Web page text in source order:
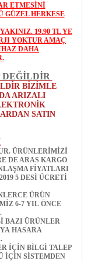
ETMESİNİ
GÜZEL HERKESE
19.90 TL YE
YOKTUR AMAÇ
DAHA
BİZİMLE
ARIZALI
SATIN
ÜRÜNLERİMİZİ
DE ARAS KARGO
FİYATLARI
5 DESİ ÜCRETİ
ÜRÜN
6-7 YIL ÖNCE
BAZI ÜRÜNLER
HASARA
İÇİN BİLGİ TALEP
İÇİN SİSTEMDEN